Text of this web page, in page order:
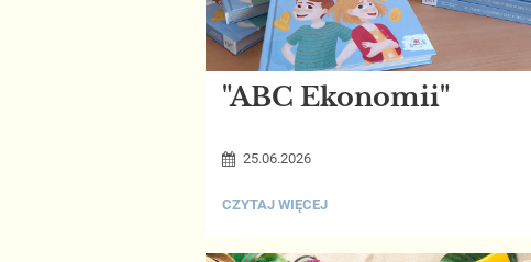
"ABC Ekonomii"
25.06.2026
"ABC
CZYTAJ WIĘCEJ